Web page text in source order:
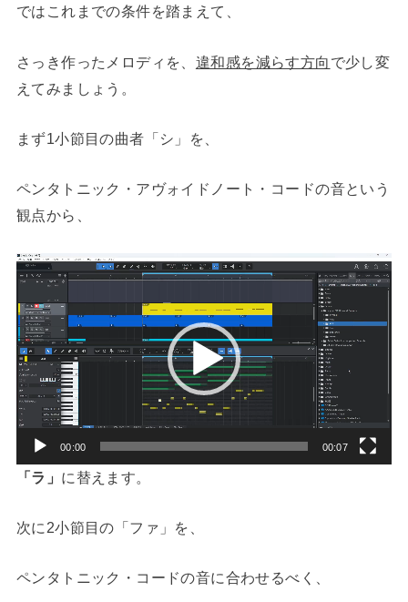
ではこれまでの条件を踏まえて、
さっき作ったメロディを、 違和感を減らす方向 で少し変
えてみましょう。
まず1小節目の曲者「シ」を、
ペンタトニック・アヴォイドノート・コードの音という
観点から、
動
プ
レ
ー
ヤ
00:00 00:07
「ラ」 に替えます。
次に2小節目の「ファ」を、
ペンタトニック・コードの音に合わせるべく、